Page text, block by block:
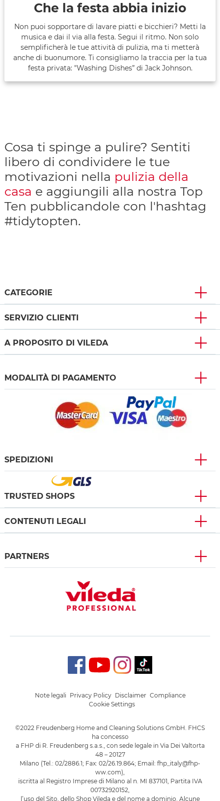
Che la festa abbia inizio
Non puoi sopportare di lavare piatti e bicchieri? Metti la
musica e dai il via alla festa. Segui il ritmo. Non solo
semplificherà le tue attività di pulizia, ma ti metterà
anche di buonumore. Ti consigliamo la traccia per la tua
festa privata: "Washing Dishes” di Jack Johnson.
Cosa ti spinge a pulire? Sentiti
libero di condividere le tue
motivazioni nella pulizia della
casa e aggiungili alla nostra Top
Ten pubblicandole con l'hashtag
#tidytopten.
CATEGORIE
SERVIZIO CLIENTI
A PROPOSITO DI VILEDA
MODALITÀ DI PAGAMENTO
SPEDIZIONI
TRUSTED SHOPS
CONTENUTI LEGALI
PARTNERS
©2022 Freudenberg Home and Cleaning Solutions GmbH. FHCS
ha concesso
a FHP di R. Freudenberg s.a.s., con sede legale in Via Dei Valtorta
48 – 20127
Milano (Tel.: 02/2886.1; Fax: 02/26.19.864; Email: fhp_italy@fhp-
ww.com),
iscritta al Registro Imprese di Milano al n. MI 837101, Partita IVA
00732920152,
l’uso del Sito, dello Shop Vileda e del nome a dominio. Alcune
Note legali Privacy Policy Disclaimer Compliance
Cookie Settings